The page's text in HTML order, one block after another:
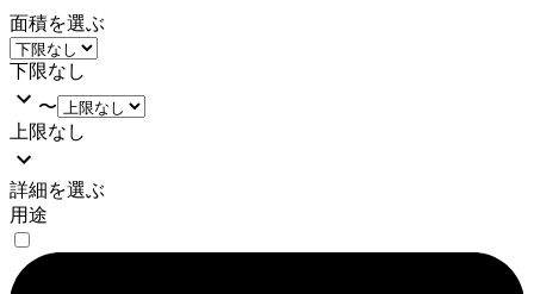
面積を選ぶ
下限なし
〜
上限なし
詳細を選ぶ
用途